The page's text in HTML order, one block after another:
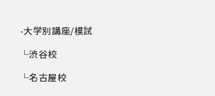
-大学別講座/模試
└渋谷校
└名古屋校